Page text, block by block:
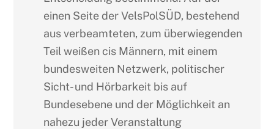
einen Seite der VelsPolSÜD, bestehend
aus verbeamteten, zum überwiegenden
Teil weißen cis Männern, mit einem
bundesweiten Netzwerk, politischer
Sicht- und Hörbarkeit bis auf
Bundesebene und der Möglichkeit an
nahezu jeder Veranstaltung